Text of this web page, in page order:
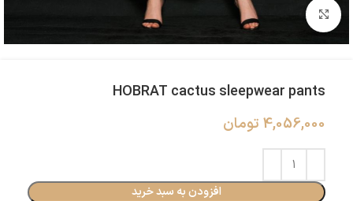
بزرگنمایی تصویر
HOBRAT cactus sleepwear pants
4,056,000 تومان
افزودن به سبد خرید